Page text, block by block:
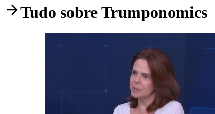
Tudo sobreTrumponomics